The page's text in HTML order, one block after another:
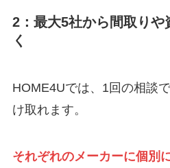
2：最大5社から間取りや
く
HOME4Uでは、1回の相談
け取れます。
それぞれのメーカーに個別